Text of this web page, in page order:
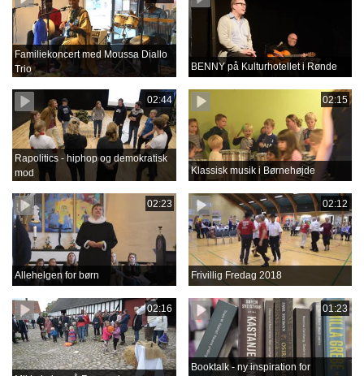
Familiekoncert med Moussa Diallo
Trio
BENNY på Kulturhotellet i Rønde
02:44
Rapolitics - hiphop og demokratisk
mod
02:15
Klassisk musik i Børnehøjde
02:23
Allehelgen for børn
02:12
Frivillig Fredag 2018
02:16 01:23
Booktalk - ny inspiration for